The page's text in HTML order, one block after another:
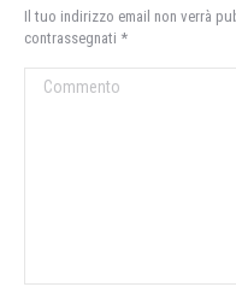
Il tuo indirizzo email non verrà
contrassegnati *
Commento